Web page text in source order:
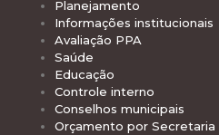
Planejamento
Informações institucionais
Avaliação PPA
Saúde
Educação
Controle interno
Conselhos municipais
Orçamento por Secretaria